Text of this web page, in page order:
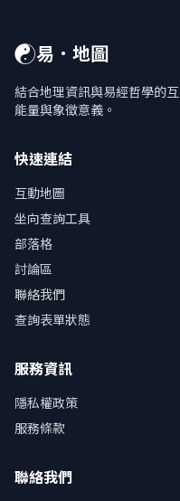
☯易．地圖
結合地理資訊與易經哲學的
能量與象徵意義。
快速連結
互動地圖
坐向查詢工具
部落格
討論區
聯絡我們
查詢表單狀態
服務資訊
隱私權政策
服務條款
聯絡我們